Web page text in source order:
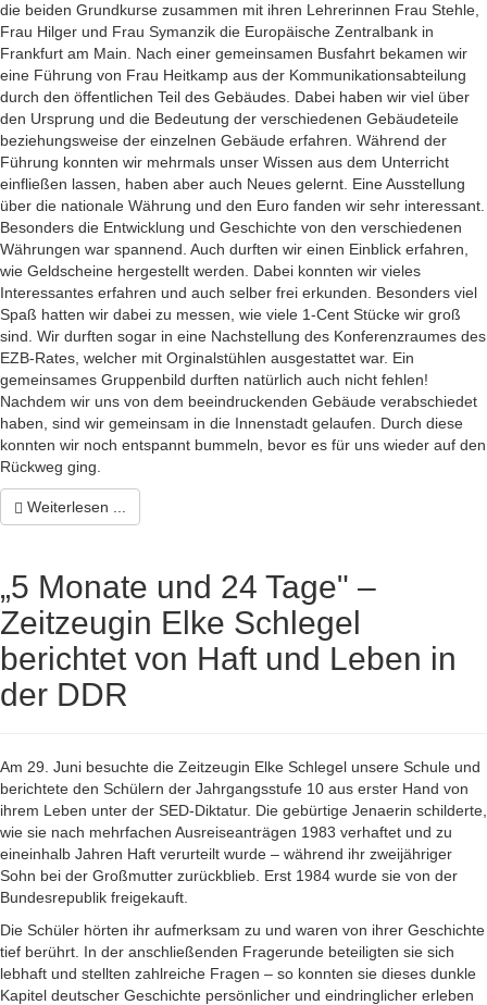
die beiden Grundkurse zusammen mit ihren Lehrerinnen Frau Stehle,
Frau Hilger und Frau Symanzik die Europäische Zentralbank in
Frankfurt am Main. Nach einer gemeinsamen Busfahrt bekamen wir
eine Führung von Frau Heitkamp aus der Kommunikationsabteilung
durch den öffentlichen Teil des Gebäudes. Dabei haben wir viel über
den Ursprung und die Bedeutung der verschiedenen Gebäudeteile
beziehungsweise der einzelnen Gebäude erfahren. Während der
Führung konnten wir mehrmals unser Wissen aus dem Unterricht
einfließen lassen, haben aber auch Neues gelernt. Eine Ausstellung
über die nationale Währung und den Euro fanden wir sehr interessant.
Besonders die Entwicklung und Geschichte von den verschiedenen
Währungen war spannend. Auch durften wir einen Einblick erfahren,
wie Geldscheine hergestellt werden. Dabei konnten wir vieles
Interessantes erfahren und auch selber frei erkunden. Besonders viel
Spaß hatten wir dabei zu messen, wie viele 1-Cent Stücke wir groß
sind. Wir durften sogar in eine Nachstellung des Konferenzraumes des
EZB-Rates, welcher mit Orginalstühlen ausgestattet war. Ein
gemeinsames Gruppenbild durften natürlich auch nicht fehlen!
Nachdem wir uns von dem beeindruckenden Gebäude verabschiedet
haben, sind wir gemeinsam in die Innenstadt gelaufen. Durch diese
konnten wir noch entspannt bummeln, bevor es für uns wieder auf den
Rückweg ging.
Weiterlesen ...
„5 Monate und 24 Tage" –
Zeitzeugin Elke Schlegel
berichtet von Haft und Leben in
der DDR
Am 29. Juni besuchte die Zeitzeugin Elke Schlegel unsere Schule und
berichtete den Schülern der Jahrgangsstufe 10 aus erster Hand von
ihrem Leben unter der SED-Diktatur. Die gebürtige Jenaerin schilderte,
wie sie nach mehrfachen Ausreiseanträgen 1983 verhaftet und zu
eineinhalb Jahren Haft verurteilt wurde – während ihr zweijähriger
Sohn bei der Großmutter zurückblieb. Erst 1984 wurde sie von der
Bundesrepublik freigekauft.
Die Schüler hörten ihr aufmerksam zu und waren von ihrer Geschichte
tief berührt. In der anschließenden Fragerunde beteiligten sie sich
lebhaft und stellten zahlreiche Fragen – so konnten sie dieses dunkle
Kapitel deutscher Geschichte persönlicher und eindringlicher erleben